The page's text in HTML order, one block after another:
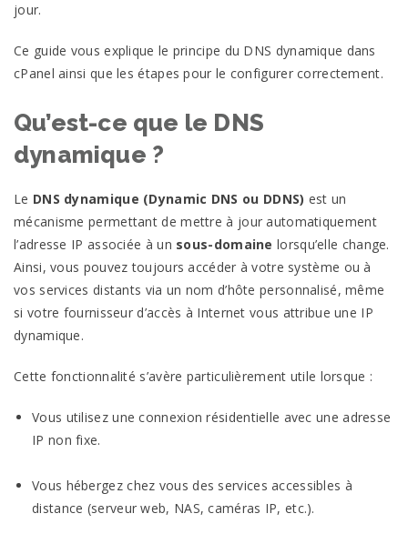
jour.
Ce guide vous explique le principe du DNS dynamique dans
cPanel ainsi que les étapes pour le configurer correctement.
Qu’est-ce que le DNS
dynamique ?
Le DNS dynamique (Dynamic DNS ou DDNS) est un
mécanisme permettant de mettre à jour automatiquement
l’adresse IP associée à un sous-domaine lorsqu’elle change.
Ainsi, vous pouvez toujours accéder à votre système ou à
vos services distants via un nom d’hôte personnalisé, même
si votre fournisseur d’accès à Internet vous attribue une IP
dynamique.
Cette fonctionnalité s’avère particulièrement utile lorsque :
Vous utilisez une connexion résidentielle avec une adresse
IP non fixe.
Vous hébergez chez vous des services accessibles à
distance (serveur web, NAS, caméras IP, etc.).